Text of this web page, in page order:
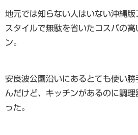
地元では知らない人はいない沖縄
スタイルで無駄を省いたコスパの
ン。
安良波公園沿いにあるとても使い
んだけど、キッチンがあるのに調
った。